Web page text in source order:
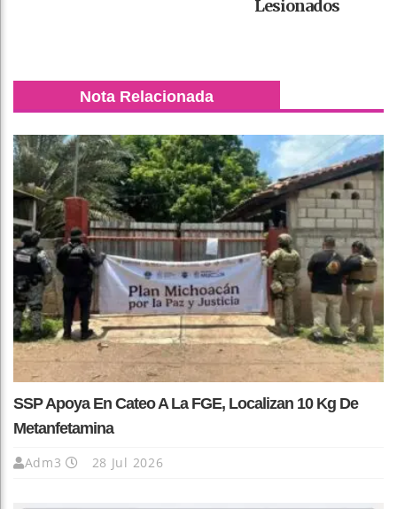
Lesionados
Nota Relacionada
SSP Apoya En Cateo A La FGE, Localizan 10 Kg De
Metanfetamina
Adm3 28 Jul 2026